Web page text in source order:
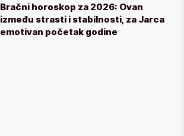
Bračni horoskop za 2026: Ovan
između strasti i stabilnosti, za Jarca
emotivan početak godine